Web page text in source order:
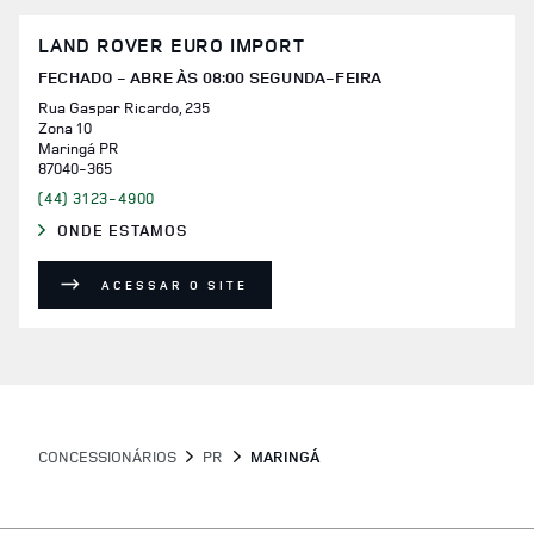
LAND ROVER EURO IMPORT
FECHADO - ABRE ÀS 08:00 SEGUNDA-FEIRA
Rua Gaspar Ricardo, 235
Zona 10
Maringá PR
87040-365
(44) 3123-4900
ONDE ESTAMOS
LINK OPENS IN NEW TAB
ACESSAR O SITE
CONCESSIONÁRIOS PR MARINGÁ